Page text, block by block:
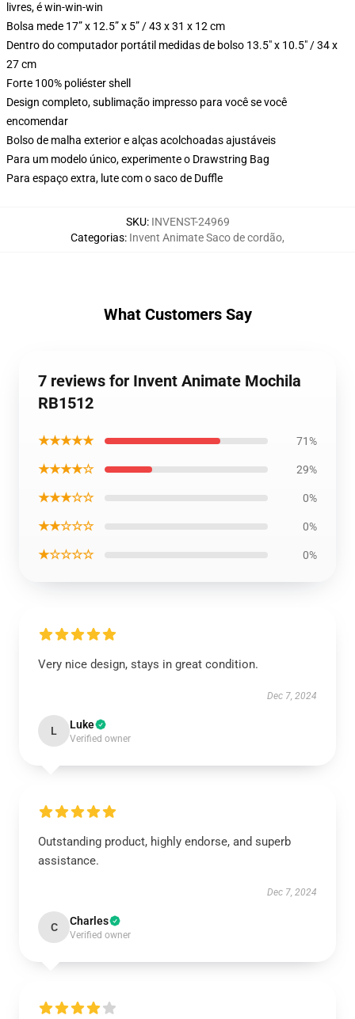
livres, é win-win-win
Bolsa mede 17” x 12.5” x 5” / 43 x 31 x 12 cm
Dentro do computador portátil medidas de bolso 13.5" x 10.5" / 34 x
27 cm
Forte 100% poliéster shell
Design completo, sublimação impresso para você se você
encomendar
Bolso de malha exterior e alças acolchoadas ajustáveis
Para um modelo único, experimente o Drawstring Bag
Para espaço extra, lute com o saco de Duffle
SKU: INVENST-24969
Categorias: Invent Animate Saco de cordão,
What Customers Say
7 reviews for Invent Animate Mochila
RB1512
★★★★★ 71%
★★★★☆ 29%
★★★☆☆ 0%
★★☆☆☆ 0%
★☆☆☆☆ 0%
Very nice design, stays in great condition.
Dec 7, 2024
L Luke
Verified owner
Outstanding product, highly endorse, and superb
assistance.
Dec 7, 2024
C Charles
Verified owner